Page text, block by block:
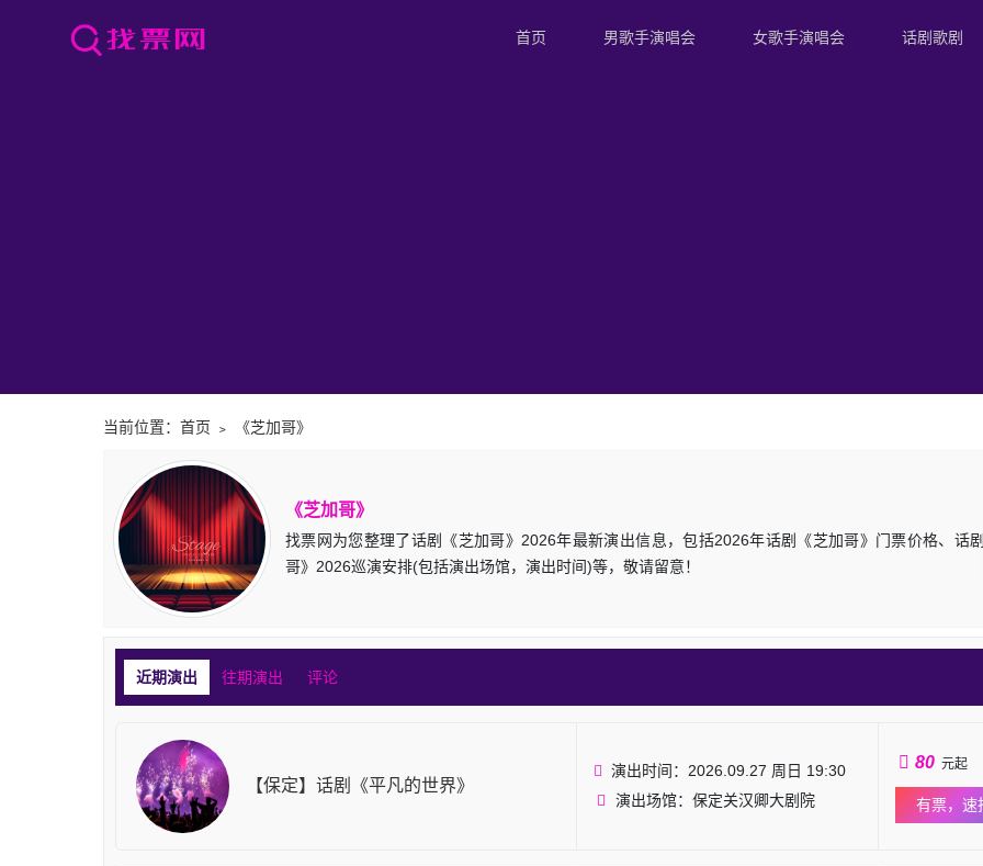
首页 男歌手演唱会 女歌手演唱会 话剧歌剧
当前位置： 首页 ﹥ 《芝加哥》
《芝加哥》
找票网为您整理了话剧《芝加哥》2026年最新演出信息，包括2026年话剧《芝加哥》门票价格、话
哥》2026巡演安排(包括演出场馆，演出时间)等，敬请留意！
近期演出 往期演出 评论
【保定】话剧《平凡的世界》
演出时间：2026.09.27 周日 19:30
演出场馆：保定关汉卿大剧院
80 元起
有票，速